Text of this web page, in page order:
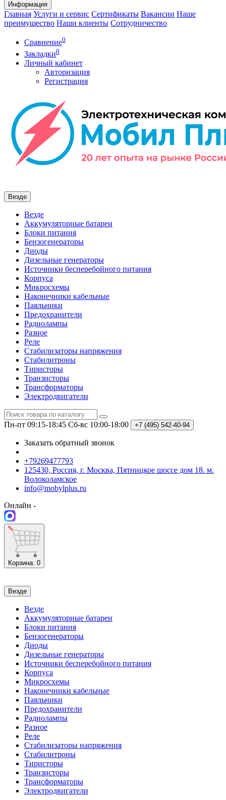
Информация
Главная Услуги и сервис Сертификаты Вакансии Наше
преимущество Наши клиенты Сотрудничество
Сравнение0
Закладки0
Личный кабинет
Авторизация
Регистрация
Везде
Везде
Аккумуляторные батареи
Блоки питания
Бензогенераторы
Диоды
Дизельные генераторы
Источники бесперебойного питания
Корпуса
Микросхемы
Наконечники кабельные
Паяльники
Предохранители
Радиолампы
Разное
Реле
Стабилизаторы напряжения
Стабилитроны
Тиристоры
Транзисторы
Трансформаторы
Электродвигатели
Пн-пт 09:15-18:45 Сб-вс 10:00-18:00 +7 (495) 542-40-94
Заказать обратный звонок
+79269477793
125430, Россия, г. Москва, Пятницкое шоссе дом 18. м.
Волоколамское
info@mobylplus.ru
Онлайн -
Корзина: 0
Везде
Везде
Аккумуляторные батареи
Блоки питания
Бензогенераторы
Диоды
Дизельные генераторы
Источники бесперебойного питания
Корпуса
Микросхемы
Наконечники кабельные
Паяльники
Предохранители
Радиолампы
Разное
Реле
Стабилизаторы напряжения
Стабилитроны
Тиристоры
Транзисторы
Трансформаторы
Электродвигатели